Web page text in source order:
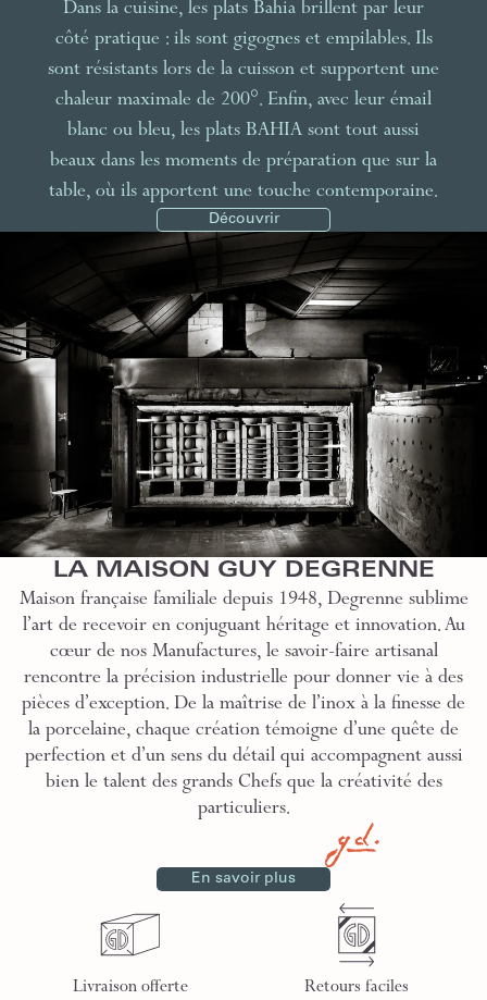
Dans la cuisine, les plats Bahia brillent par leur
côté pratique : ils sont gigognes et empilables. Ils
sont résistants lors de la cuisson et supportent une
chaleur maximale de 200°. Enfin, avec leur émail
blanc ou bleu, les plats BAHIA sont tout aussi
beaux dans les moments de préparation que sur la
table, où ils apportent une touche contemporaine.
Découvrir
LA MAISON GUY DEGRENNE
Maison française familiale depuis 1948, Degrenne sublime
l’art de recevoir en conjuguant héritage et innovation. Au
cœur de nos Manufactures, le savoir-faire artisanal
rencontre la précision industrielle pour donner vie à des
pièces d’exception. De la maîtrise de l’inox à la finesse de
la porcelaine, chaque création témoigne d’une quête de
perfection et d’un sens du détail qui accompagnent aussi
bien le talent des grands Chefs que la créativité des
particuliers.
En savoir plus
Livraison offerte
Retours faciles